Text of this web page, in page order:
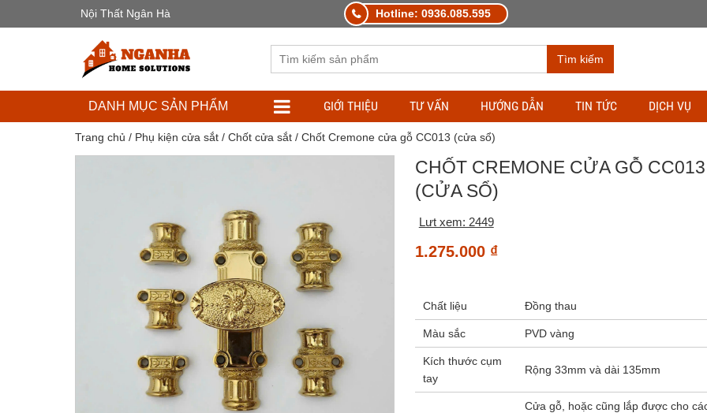
Nội Thất Ngân Hà Hotline: 0936.085.595
Tìm kiếm
DANH MỤC SẢN PHẨM GIỚI THIỆU TƯ VẤN HƯỚNG DẪN TIN TỨC DỊCH VỤ
Trang chủ / Phụ kiện cửa sắt/ Chốt cửa sắt/ Chốt Cremone cửa gỗ CC013 (cửa sổ)
CHỐT CREMONE CỬA GỖ CC013
(CỬA SỔ)
Lưt xem: 2449
1.275.000 ₫
Chất liệu Đồng thau
Màu sắc PVD vàng
Kích thước cụm
tay
Rộng 33mm và dài 135mm
Cửa gỗ, hoặc cũng lắp được cho